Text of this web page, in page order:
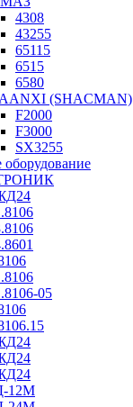
4308
43255
65115
6515
6580
(SHACMAN)
F2000
F3000
SX3255
оборудование
05
12М